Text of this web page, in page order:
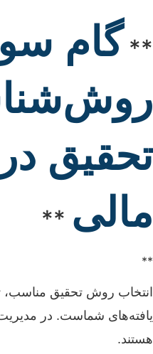
** گام
تحقیق
مالی **
**
انتخاب روش تحقیق مناسب،
یافته‌های شماست. در
هستند.